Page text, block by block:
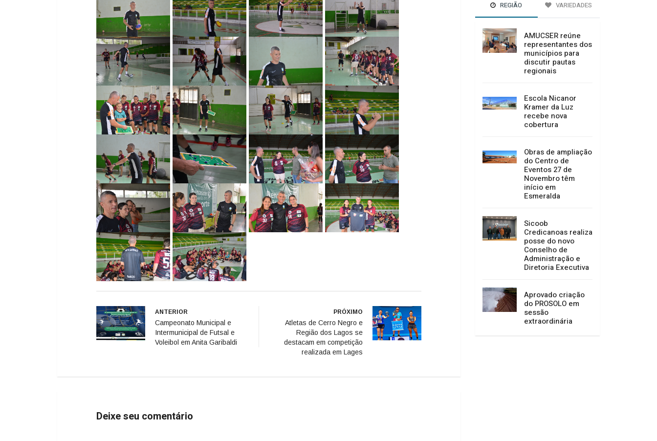
ANTERIOR
Campeonato Municipal e
Intermunicipal de Futsal e
Voleibol em Anita Garibaldi
PRÓXIMO
Atletas de Cerro Negro e
Região dos Lagos se
destacam em competição
realizada em Lages
Deixe seu comentário
REGIÃO VARIEDADES
AMUCSER reúne
representantes dos
municípios para
discutir pautas
regionais
Escola Nicanor
Kramer da Luz
recebe nova
cobertura
Obras de ampliação
do Centro de
Eventos 27 de
Novembro têm
início em
Esmeralda
Sicoob
Credicanoas realiza
posse do novo
Conselho de
Administração e
Diretoria Executiva
Aprovado criação
do PROSOLO em
sessão
extraordinária